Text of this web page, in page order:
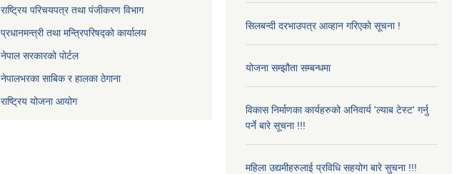
राष्ट्रिय परिचयपत्र तथा पंजीकरण विभाग
प्रधानमन्त्री तथा मन्त्रिपरिषद्को कार्यालय
नेपाल सरकारको पोर्टल
नेपालभरका साबिक र हालका ठेगाना
राष्ट्रिय योजना आयोग
सिलबन्दी दरभाउपत्र आव्हान गरिएको सूचना !
योजना सम्झौता सम्बन्धमा
विकास निर्माणका कार्यहरुको अनिवार्य 'ल्याब टेस्ट' गर्नु
पर्ने बारे सूचना !!!
महिला उद्यमीहरुलाई प्रविधि सहयोग बारे सुचना !!!